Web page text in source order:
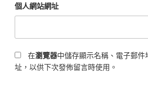
個人網站網址
在瀏覽器中儲存顯示名稱、電子郵件
址，以供下次發佈留言時使用。